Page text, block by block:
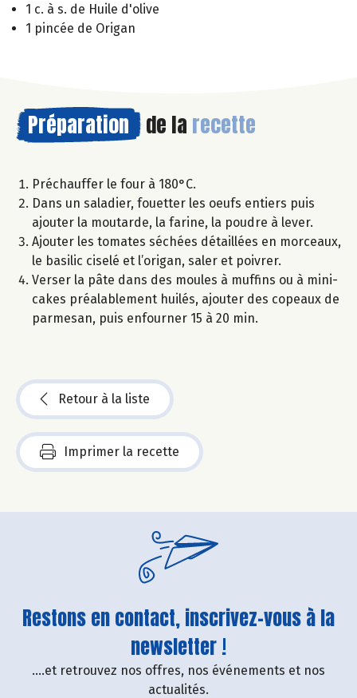
1 c. à s. de Huile d'olive
1 pincée de Origan
Préparation de la recette
Préchauffer le four à 180°C.
Dans un saladier, fouetter les oeufs entiers puis
ajouter la moutarde, la farine, la poudre à lever.
Ajouter les tomates séchées détaillées en morceaux,
le basilic ciselé et l’origan, saler et poivrer.
Verser la pâte dans des moules à muffins ou à mini-
cakes préalablement huilés, ajouter des copeaux de
parmesan, puis enfourner 15 à 20 min.
Retour à la liste
Imprimer la recette
Restons en contact, inscrivez-vous à la
newsletter !
....et retrouvez nos offres, nos événements et nos
actualités.